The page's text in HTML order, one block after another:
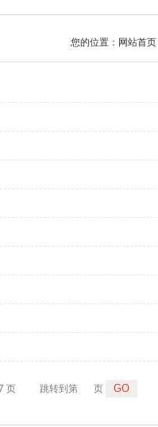
您的位置： 网站首页
页 跳转到第 页